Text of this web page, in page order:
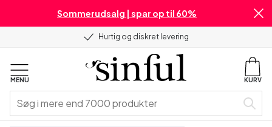
Sommerudsalg | spar op til 60%
Hurtig og diskret levering
MENU KURV